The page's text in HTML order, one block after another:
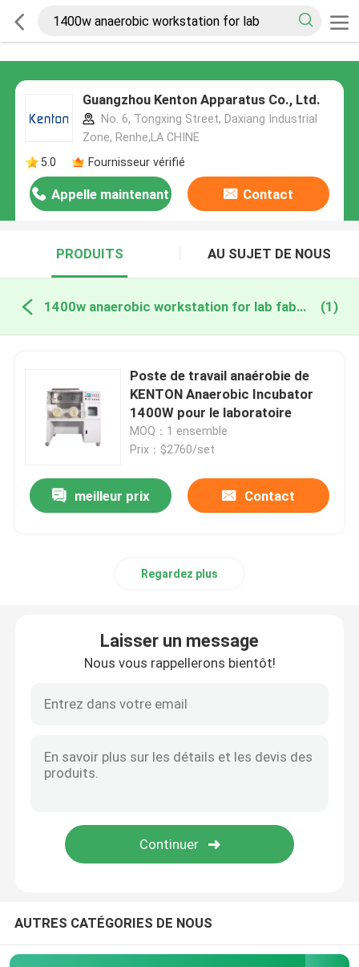
Guangzhou Kenton Apparatus Co., Ltd.
No. 6, Tongxing Street, Daxiang Industrial
Zone, Renhe,LA CHINE
5.0
Fournisseur vérifié
Appelle maintenant Contact
PRODUITS AU SUJET DE NOUS
1400w anaerobic workstation for lab fabrication en ligne (1)
Poste de travail anaérobie de
KENTON Anaerobic Incubator
1400W pour le laboratoire
MOQ：1 ensemble
Prix：$2760/set
meilleur prix Contact
Regardez plus
Laisser un message
Nous vous rappellerons bientôt!
AUTRES CATÉGORIES DE NOUS